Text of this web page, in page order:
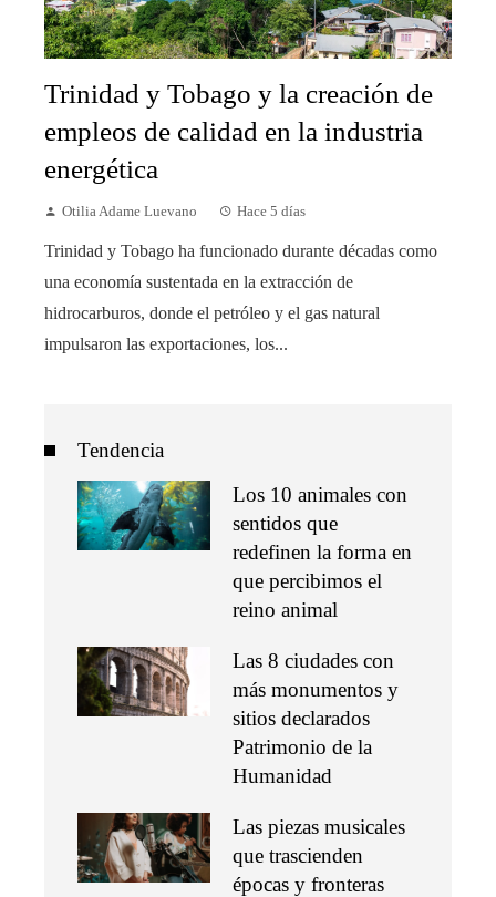
Trinidad y Tobago y la creación de
empleos de calidad en la industria
energética
Otilia Adame Luevano Hace 5 días
Trinidad y Tobago ha funcionado durante décadas como
una economía sustentada en la extracción de
hidrocarburos, donde el petróleo y el gas natural
impulsaron las exportaciones, los...
Tendencia
Los 10 animales con
sentidos que
redefinen la forma en
que percibimos el
reino animal
Las 8 ciudades con
más monumentos y
sitios declarados
Patrimonio de la
Humanidad
Las piezas musicales
que trascienden
épocas y fronteras